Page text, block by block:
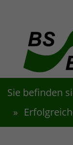
Sie befinden